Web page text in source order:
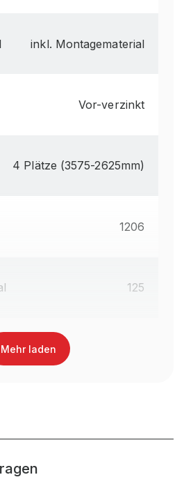
inkl. Montagematerial
Vor-verzinkt
4 Plätze (3575-2625mm)
1206
125
Mehr laden